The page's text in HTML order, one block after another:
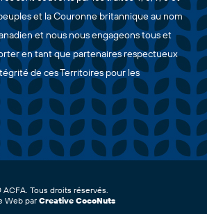
et la Couronne britannique au nom
et nous nous engageons tous et
en tant que partenaires respectueux
de ces Territoires pour les
Tous droits réservés.
Web par Creative CocoNuts